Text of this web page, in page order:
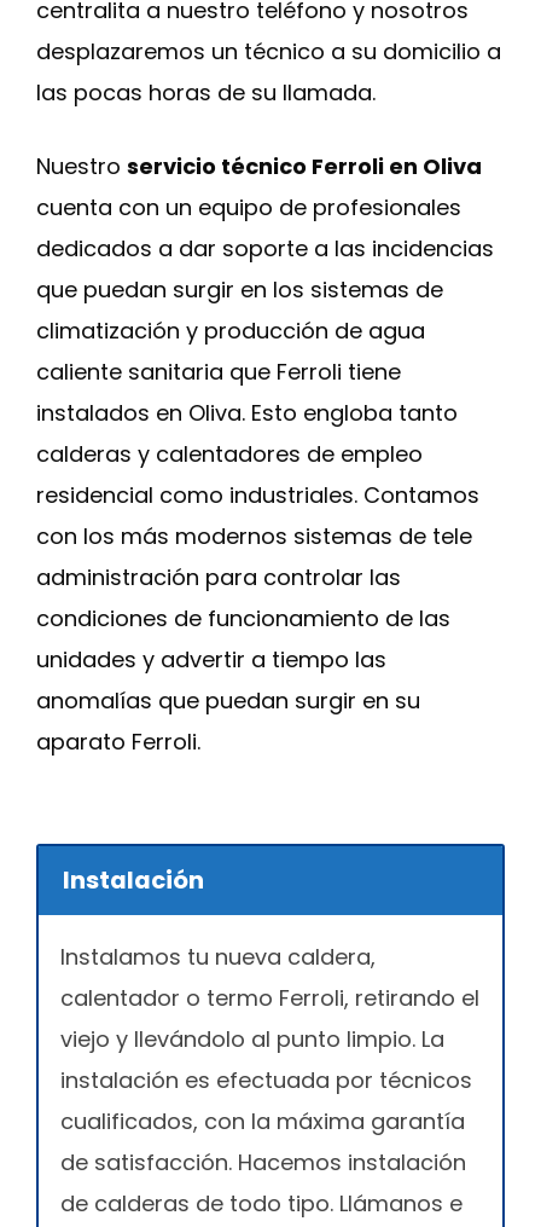
centralita a nuestro teléfono y nosotros
desplazaremos un técnico a su domicilio a
las pocas horas de su llamada.
Nuestro servicio técnico Ferroli en Oliva
cuenta con un equipo de profesionales
dedicados a dar soporte a las incidencias
que puedan surgir en los sistemas de
climatización y producción de agua
caliente sanitaria que Ferroli tiene
instalados en Oliva. Esto engloba tanto
calderas y calentadores de empleo
residencial como industriales. Contamos
con los más modernos sistemas de tele
administración para controlar las
condiciones de funcionamiento de las
unidades y advertir a tiempo las
anomalías que puedan surgir en su
aparato Ferroli.
Instalación
Instalamos tu nueva caldera,
calentador o termo Ferroli, retirando el
viejo y llevándolo al punto limpio. La
instalación es efectuada por técnicos
cualificados, con la máxima garantía
de satisfacción. Hacemos instalación
de calderas de todo tipo. Llámanos e